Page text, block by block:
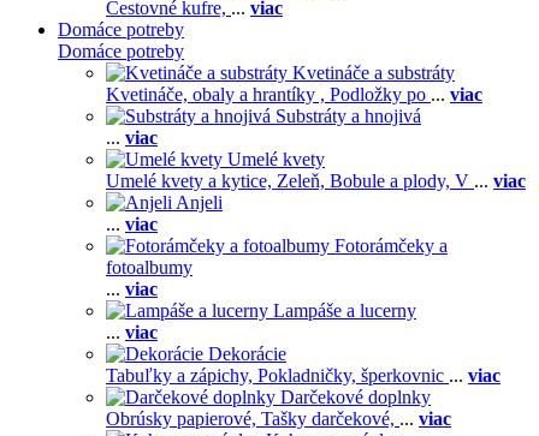
Cestovné kufre, ... viac
Domáce potreby
Domáce potreby
Kvetináče a substráty
Kvetináče, obaly a hrantíky , Podložky po ... viac
Substráty a hnojivá
... viac
Umelé kvety
Umelé kvety a kytice, Zeleň, Bobule a plody, V ... viac
Anjeli
... viac
Fotorámčeky a
fotoalbumy
... viac
Lampáše a lucerny
... viac
Dekorácie
Tabuľky a zápichy, Pokladničky, šperkovnic ... viac
Darčekové doplnky
Obrúsky papierové, Tašky darčekové, ... viac